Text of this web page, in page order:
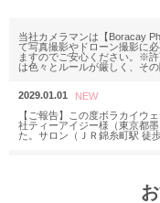
当社カメラマンは【Boracay
て写真撮影やドローン撮影に
ますのでご安心ください。※
は色々とルールが厳しく、そ
2029.01.01
【ご報告】この度ボラカイウ
社ティーアイジー様（東京都
た。サロン（ＪＲ錦糸町駅 徒
M様 2025年12月or2026年2月
ウェディングフォトお問い合